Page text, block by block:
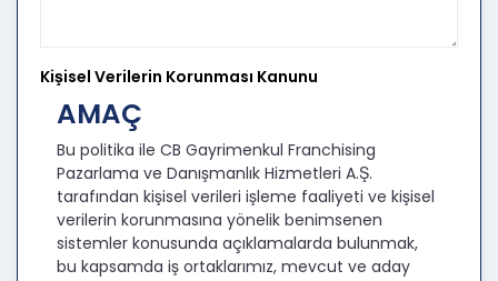
Kişisel Verilerin Korunması Kanunu
AMAÇ
Bu politika ile CB Gayrimenkul Franchising
Pazarlama ve Danışmanlık Hizmetleri A.Ş.
tarafından kişisel verileri işleme faaliyeti ve kişisel
verilerin korunmasına yönelik benimsenen
sistemler konusunda açıklamalarda bulunmak,
bu kapsamda iş ortaklarımız, mevcut ve aday